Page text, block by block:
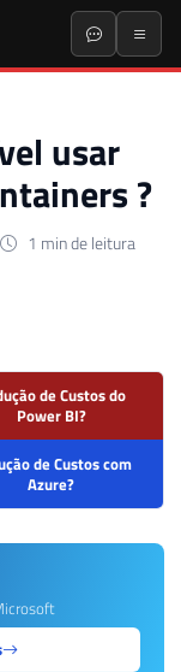
usar
?
1 min de leitura
de Custos do
Power BI?
de Custos com
Azure?